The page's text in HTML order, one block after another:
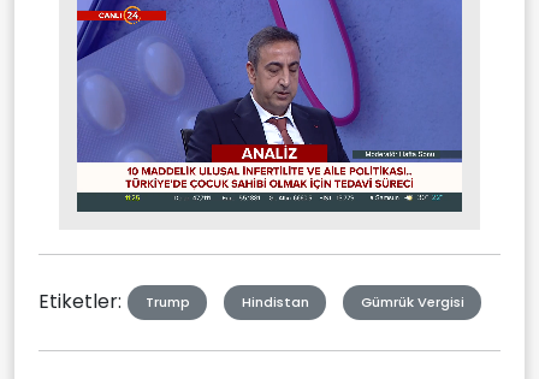
Mute Stream
Etiketler: Trump Hindistan Gümrük Vergisi